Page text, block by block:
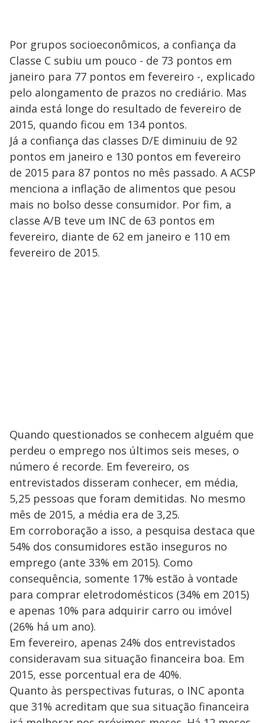
Por grupos socioeconômicos, a confiança da
Classe C subiu um pouco - de 73 pontos em
janeiro para 77 pontos em fevereiro -, explicado
pelo alongamento de prazos no crediário. Mas
ainda está longe do resultado de fevereiro de
2015, quando ficou em 134 pontos.
Já a confiança das classes D/E diminuiu de 92
pontos em janeiro e 130 pontos em fevereiro
de 2015 para 87 pontos no mês passado. A ACSP
menciona a inflação de alimentos que pesou
mais no bolso desse consumidor. Por fim, a
classe A/B teve um INC de 63 pontos em
fevereiro, diante de 62 em janeiro e 110 em
fevereiro de 2015.
Quando questionados se conhecem alguém que
perdeu o emprego nos últimos seis meses, o
número é recorde. Em fevereiro, os
entrevistados disseram conhecer, em média,
5,25 pessoas que foram demitidas. No mesmo
mês de 2015, a média era de 3,25.
Em corroboração a isso, a pesquisa destaca que
54% dos consumidores estão inseguros no
emprego (ante 33% em 2015). Como
consequência, somente 17% estão à vontade
para comprar eletrodomésticos (34% em 2015)
e apenas 10% para adquirir carro ou imóvel
(26% há um ano).
Em fevereiro, apenas 24% dos entrevistados
consideravam sua situação financeira boa. Em
2015, esse porcentual era de 40%.
Quanto às perspectivas futuras, o INC aponta
que 31% acreditam que sua situação financeira